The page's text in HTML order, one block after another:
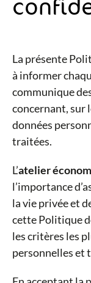
La présente
à informer
communique
concernant, sur
données
traitées.
L’atelier
l’importance
la vie privée et
cette Politique
les critères les
personnelles et